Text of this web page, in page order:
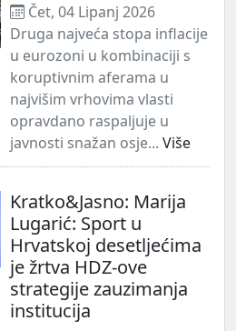
Čet, 04 Lipanj 2026
Druga najveća stopa inflacije
u eurozoni u kombinaciji s
koruptivnim aferama u
najvišim vrhovima vlasti
opravdano raspaljuje u
javnosti snažan osje... Više
Kratko&Jasno: Marija
Lugarić: Sport u
Hrvatskoj desetljećima
je žrtva HDZ-ove
strategije zauzimanja
institucija